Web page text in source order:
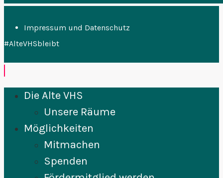
Impressum und Datenschutz
#AlteVHSbleibt
Die Alte VHS
Unsere Räume
Möglichkeiten
Mitmachen
Spenden